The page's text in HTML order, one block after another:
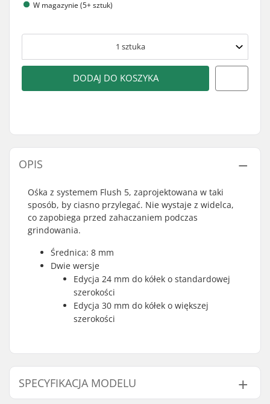
W magazynie (5+ sztuk)
1 sztuka
DODAJ DO KOSZYKA
OPIS
Ośka z systemem Flush 5, zaprojektowana w taki
sposób, by ciasno przylegać. Nie wystaje z widelca,
co zapobiega przed zahaczaniem podczas
grindowania.
Średnica: 8 mm
Dwie wersje
Edycja 24 mm do kółek o standardowej
szerokości
Edycja 30 mm do kółek o większej
szerokości
SPECYFIKACJA MODELU